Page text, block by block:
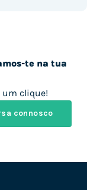
te na tua
um clique!
connosco